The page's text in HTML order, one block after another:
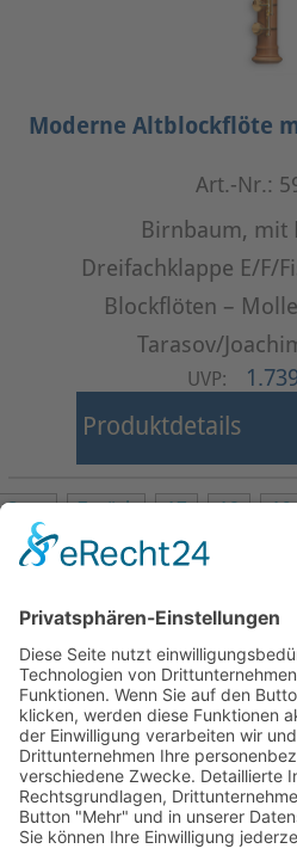
Moderne Altblockflöte
Art.-Nr.:
Birnbaum, mit
Dreifachklappe E/F/
Blockflöten –
Tarasov/
UVP:
Produktdetails
Start Zurück 17 18 19
Seite 22
Weitere